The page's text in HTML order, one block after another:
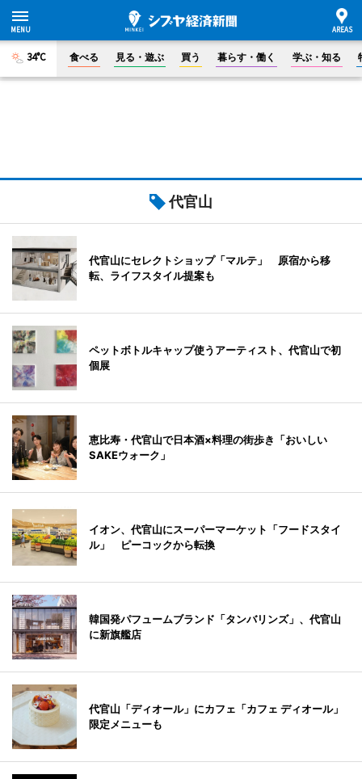
34°C 食べる 見る・遊ぶ 買う 暮らす・働く 学ぶ・知る
代官山
代官山にセレクトショップ「マルテ」 原宿から移
転、ライフスタイル提案も
ペットボトルキャップ使うアーティスト、代官山で初
個展
恵比寿・代官山で日本酒×料理の街歩き「おいしい
SAKEウォーク」
イオン、代官山にスーパーマーケット「フードスタイ
ル」 ピーコックから転換
韓国発パフュームブランド「タンバリンズ」、代官山
に新旗艦店
代官山「ディオール」にカフェ「カフェ ディオール」
限定メニューも